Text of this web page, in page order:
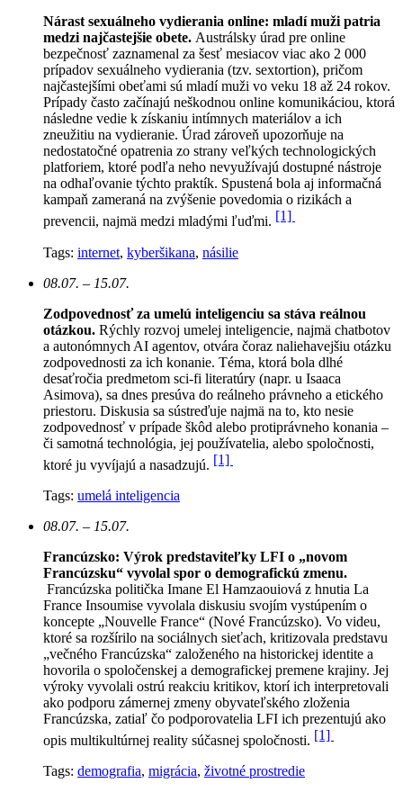
Nárast sexuálneho vydierania online: mladí muži patria
medzi najčastejšie obete. Austrálsky úrad pre online
bezpečnosť zaznamenal za šesť mesiacov viac ako 2 000
prípadov sexuálneho vydierania (tzv. sextortion), pričom
najčastejšími obeťami sú mladí muži vo veku 18 až 24 rokov.
Prípady často začínajú neškodnou online komunikáciou, ktorá
následne vedie k získaniu intímnych materiálov a ich
zneužitiu na vydieranie. Úrad zároveň upozorňuje na
nedostatočné opatrenia zo strany veľkých technologických
platforiem, ktoré podľa neho nevyužívajú dostupné nástroje
na odhaľovanie týchto praktík. Spustená bola aj informačná
kampaň zameraná na zvýšenie povedomia o rizikách a
prevencii, najmä medzi mladými ľuďmi. [1]
Tags: internet, kyberšikana, násilie
08.07. – 15.07.
Zodpovednosť za umelú inteligenciu sa stáva reálnou
otázkou. Rýchly rozvoj umelej inteligencie, najmä chatbotov
a autonómnych AI agentov, otvára čoraz naliehavejšiu otázku
zodpovednosti za ich konanie. Téma, ktorá bola dlhé
desaťročia predmetom sci-fi literatúry (napr. u Isaaca
Asimova), sa dnes presúva do reálneho právneho a etického
priestoru. Diskusia sa sústreďuje najmä na to, kto nesie
zodpovednosť v prípade škôd alebo protiprávneho konania –
či samotná technológia, jej používatelia, alebo spoločnosti,
ktoré ju vyvíjajú a nasadzujú. [1]
Tags: umelá inteligencia
08.07. – 15.07.
Francúzsko: Výrok predstaviteľky LFI o „novom
Francúzsku“ vyvolal spor o demografickú zmenu.
Francúzska politička Imane El Hamzaouiová z hnutia La
France Insoumise vyvolala diskusiu svojím vystúpením o
koncepte „Nouvelle France“ (Nové Francúzsko). Vo videu,
ktoré sa rozšírilo na sociálnych sieťach, kritizovala predstavu
„večného Francúzska“ založeného na historickej identite a
hovorila o spoločenskej a demografickej premene krajiny. Jej
výroky vyvolali ostrú reakciu kritikov, ktorí ich interpretovali
ako podporu zámernej zmeny obyvateľského zloženia
Francúzska, zatiaľ čo podporovatelia LFI ich prezentujú ako
opis multikultúrnej reality súčasnej spoločnosti. [1]
Tags: demografia, migrácia, životné prostredie